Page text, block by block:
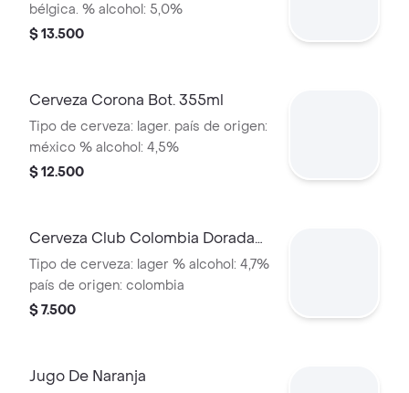
bélgica. % alcohol: 5,0%
$ 13.500
Cerveza Corona Bot. 355ml
Tipo de cerveza: lager. país de origen:
méxico % alcohol: 4,5%
$ 12.500
Cerveza Club Colombia Dorada
Lata 330ml
Tipo de cerveza: lager % alcohol: 4,7%
país de origen: colombia
$ 7.500
Jugo De Naranja